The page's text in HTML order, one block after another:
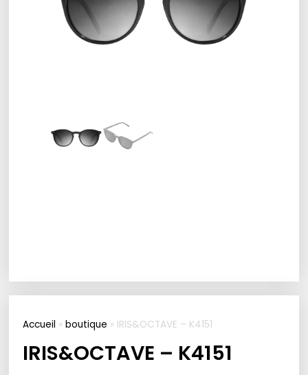
Accueil »boutique » IRIS&OCTAVE – K4151
IRIS&OCTAVE – K4151